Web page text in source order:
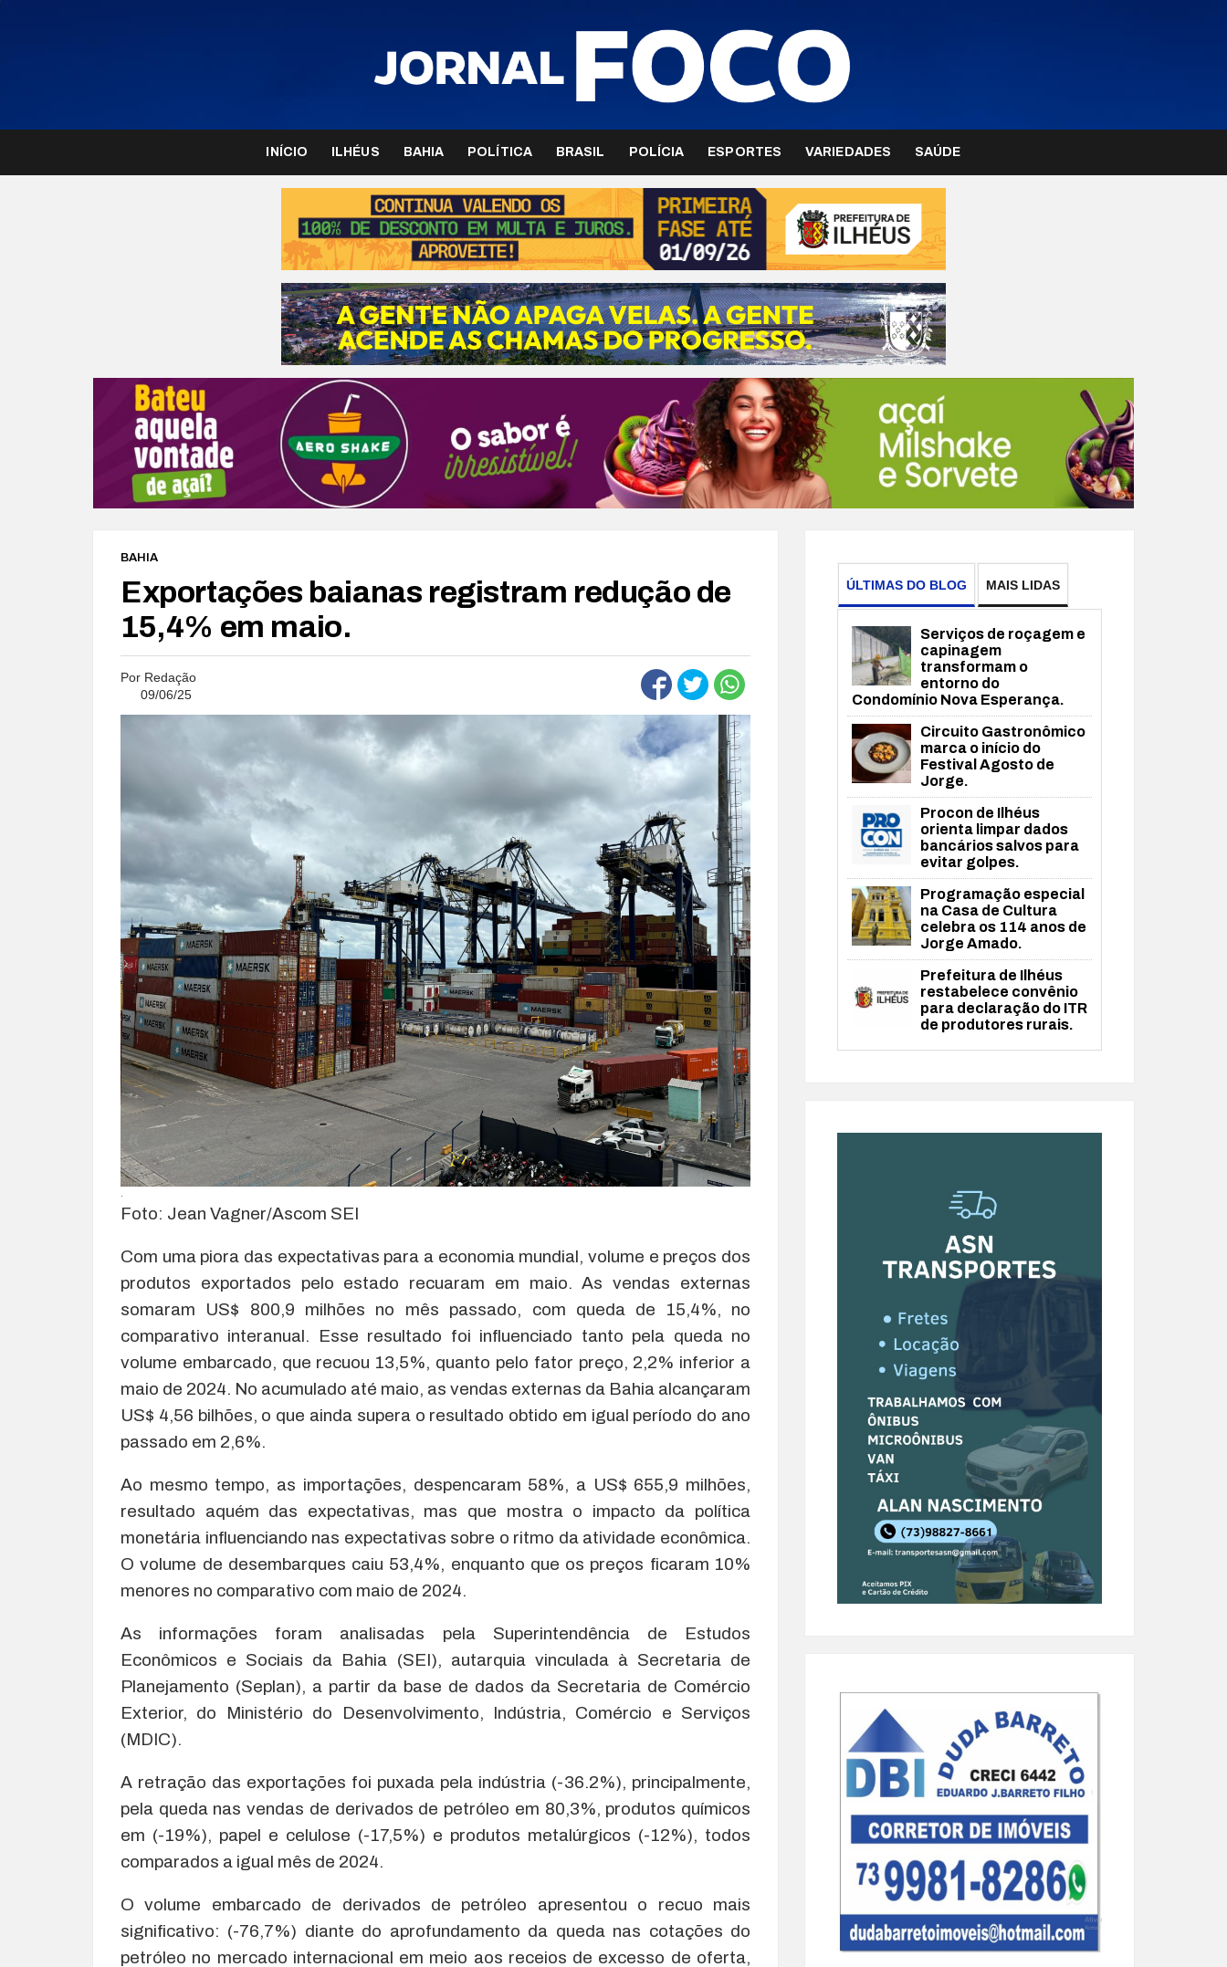
INÍCIO ILHÉUS BAHIA POLÍTICA BRASIL POLÍCIA ESPORTES VARIEDADES SAÚDE
BAHIA
Exportações baianas registram redução de
15,4% em maio.
Por Redação
09/06/25
.
Foto: Jean Vagner/Ascom SEI
Com uma piora das expectativas para a economia mundial, volume e preços dos
produtos exportados pelo estado recuaram em maio. As vendas externas
somaram US$ 800,9 milhões no mês passado, com queda de 15,4%, no
comparativo interanual. Esse resultado foi influenciado tanto pela queda no
volume embarcado, que recuou 13,5%, quanto pelo fator preço, 2,2% inferior a
maio de 2024. No acumulado até maio, as vendas externas da Bahia alcançaram
US$ 4,56 bilhões, o que ainda supera o resultado obtido em igual período do ano
passado em 2,6%.
Ao mesmo tempo, as importações, despencaram 58%, a US$ 655,9 milhões,
resultado aquém das expectativas, mas que mostra o impacto da política
monetária influenciando nas expectativas sobre o ritmo da atividade econômica.
O volume de desembarques caiu 53,4%, enquanto que os preços ficaram 10%
menores no comparativo com maio de 2024.
As informações foram analisadas pela Superintendência de Estudos
Econômicos e Sociais da Bahia (SEI), autarquia vinculada à Secretaria de
Planejamento (Seplan), a partir da base de dados da Secretaria de Comércio
Exterior, do Ministério do Desenvolvimento, Indústria, Comércio e Serviços
(MDIC).
A retração das exportações foi puxada pela indústria (-36.2%), principalmente,
pela queda nas vendas de derivados de petróleo em 80,3%, produtos químicos
em (-19%), papel e celulose (-17,5%) e produtos metalúrgicos (-12%), todos
comparados a igual mês de 2024.
O volume embarcado de derivados de petróleo apresentou o recuo mais
significativo: (-76,7%) diante do aprofundamento da queda nas cotações do
petróleo no mercado internacional em meio aos receios de excesso de oferta,
ÚLTIMAS DO BLOG MAIS LIDAS
Serviços de roçagem e
capinagem
transformam o
entorno do
Condomínio Nova Esperança.
Circuito Gastronômico
marca o início do
Festival Agosto de
Jorge.
Procon de Ilhéus
orienta limpar dados
bancários salvos para
evitar golpes.
Programação especial
na Casa de Cultura
celebra os 114 anos de
Jorge Amado.
Prefeitura de Ilhéus
restabelece convênio
para declaração do ITR
de produtores rurais.